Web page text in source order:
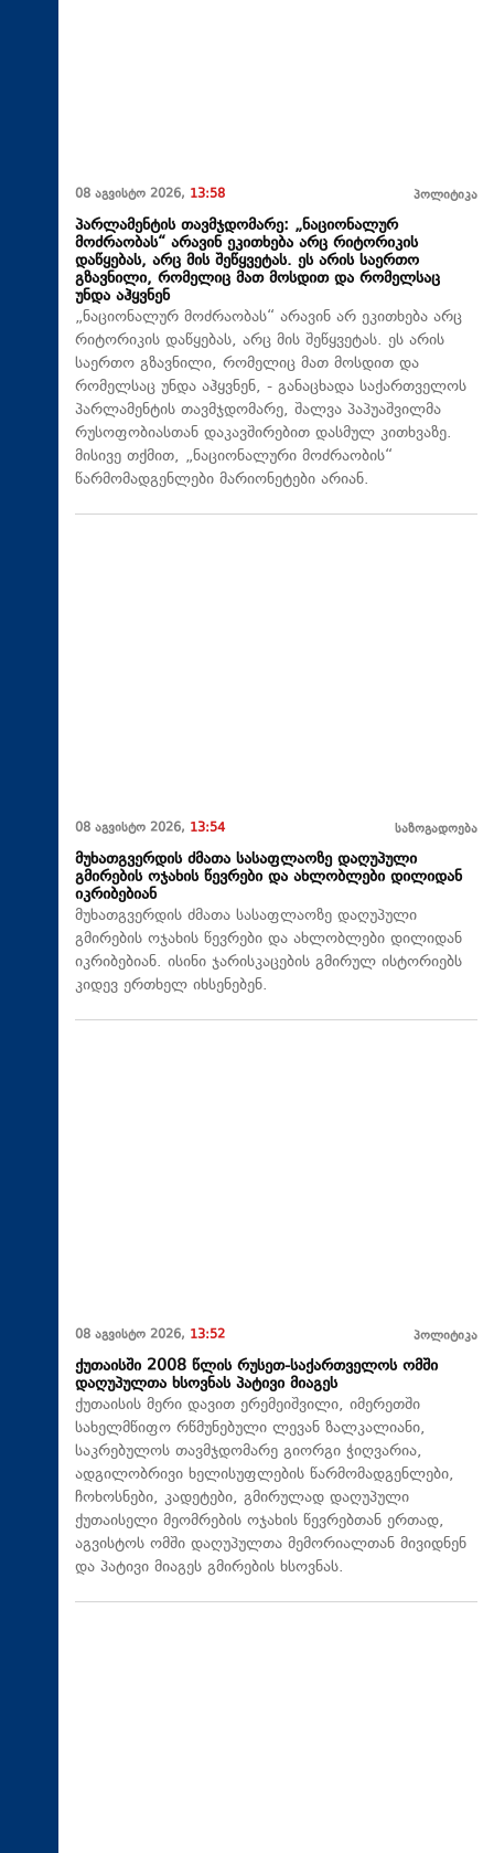
08 აგვისტო 2026, 13:58 პოლიტიკა
პარლამენტის თავმჯდომარე: „ნაციონალურ
მოძრაობას“ არავინ ეკითხება არც რიტორიკის
დაწყებას, არც მის შეწყვეტას. ეს არის საერთო
გზავნილი, რომელიც მათ მოსდით და რომელსაც
უნდა აჰყვნენ
„ნაციონალურ მოძრაობას“ არავინ არ ეკითხება არც
რიტორიკის დაწყებას, არც მის შეწყვეტას. ეს არის
საერთო გზავნილი, რომელიც მათ მოსდით და
რომელსაც უნდა აჰყვნენ, - განაცხადა საქართველოს
პარლამენტის თავმჯდომარე, შალვა პაპუაშვილმა
რუსოფობიასთან დაკავშირებით დასმულ კითხვაზე.
მისივე თქმით, „ნაციონალური მოძრაობის“
წარმომადგენლები მარიონეტები არიან.
08 აგვისტო 2026, 13:54 საზოგადოება
მუხათგვერდის ძმათა სასაფლაოზე დაღუპული
გმირების ოჯახის წევრები და ახლობლები დილიდან
იკრიბებიან
მუხათგვერდის ძმათა სასაფლაოზე დაღუპული
გმირების ოჯახის წევრები და ახლობლები დილიდან
იკრიბებიან. ისინი ჯარისკაცების გმირულ ისტორიებს
კიდევ ერთხელ იხსენებენ.
08 აგვისტო 2026, 13:52 პოლიტიკა
ქუთაისში 2008 წლის რუსეთ-საქართველოს ომში
დაღუპულთა ხსოვნას პატივი მიაგეს
ქუთაისის მერი დავით ერემეიშვილი, იმერეთში
სახელმწიფო რწმუნებული ლევან ზალკალიანი,
საკრებულოს თავმჯდომარე გიორგი ჭიღვარია,
ადგილობრივი ხელისუფლების წარმომადგენლები,
ჩოხოსნები, კადეტები, გმირულად დაღუპული
ქუთაისელი მეომრების ოჯახის წევრებთან ერთად,
აგვისტოს ომში დაღუპულთა მემორიალთან მივიდნენ
და პატივი მიაგეს გმირების ხსოვნას.